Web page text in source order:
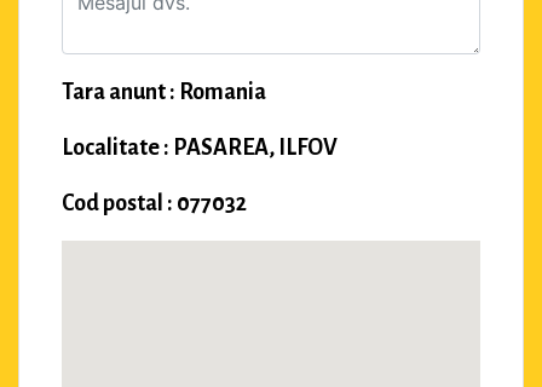
Tara anunt : Romania
Localitate : PASAREA, ILFOV
Cod postal : 077032